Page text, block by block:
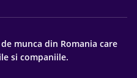
munca din Romania care
si companiile.